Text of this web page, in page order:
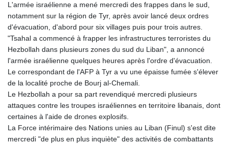
L'armée israélienne a mené mercredi des frappes dans le sud,
notamment sur la région de Tyr, après avoir lancé deux ordres
d'évacuation, d'abord pour six villages puis pour trois autres.
"Tsahal a commencé à frapper les infrastructures terroristes du
Hezbollah dans plusieurs zones du sud du Liban", a annoncé
l'armée israélienne quelques heures après l'ordre d'évacuation.
Le correspondant de l'AFP à Tyr a vu une épaisse fumée s'élever
de la localité proche de Bourj al-Chemali.
Le Hezbollah a pour sa part revendiqué mercredi plusieurs
attaques contre les troupes israéliennes en territoire libanais, dont
certaines à l'aide de drones explosifs.
La Force intérimaire des Nations unies au Liban (Finul) s'est dite
mercredi "de plus en plus inquiète" des activités de combattants